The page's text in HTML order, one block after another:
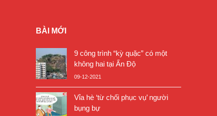
BÀI MỚI
9 công trình “kỳ quặc” có một
không hai tại Ấn Độ
09-12-2021
Vỉa hè ‘từ chối phục vụ’ người
bụng bự